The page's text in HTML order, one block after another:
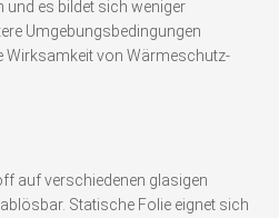
und es bildet sich weniger
Umgebungsbedingungen
Wirksamkeit von Wärmeschutz-
auf verschiedenen glasigen
Statische Folie eignet sich